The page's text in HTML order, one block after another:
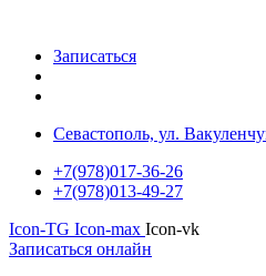
Записаться
Севастополь, ул.
+7(978)017-36-26
+7(978)013-49-27
Icon-TG Icon-max Icon-vk
Записаться онлайн